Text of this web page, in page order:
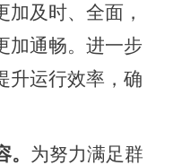
及时、全面，
加通畅。进一步
升运行效率，确
为努力满足群